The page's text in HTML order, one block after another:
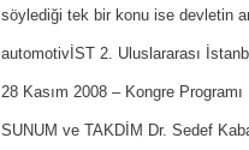
söylediği tek bir konu ise devletin
automotivİST 2. Uluslararası
28 Kasım 2008 – Kongre Programı
SUNUM ve TAKDİM Dr. Sedef